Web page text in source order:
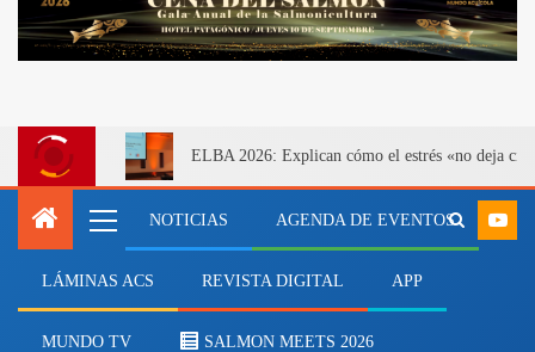
ELBA 2026: Explican cómo el estrés «no deja
NOTICIAS AGENDA DE EVENTOS
LÁMINAS ACS REVISTA DIGITAL APP
MUNDO TV SALMON MEETS 2026
características